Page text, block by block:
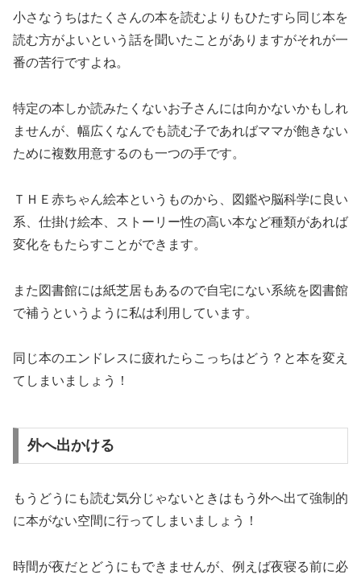
小さなうちはたくさんの本を読むよりもひたすら同じ本を
読む方がよいという話を聞いたことがありますがそれが一
番の苦行ですよね。
特定の本しか読みたくないお子さんには向かないかもしれ
ませんが、幅広くなんでも読む子であればママが飽きない
ために複数用意するのも一つの手です。
ＴＨＥ赤ちゃん絵本というものから、図鑑や脳科学に良い
系、仕掛け絵本、ストーリー性の高い本など種類があれば
変化をもたらすことができます。
また図書館には紙芝居もあるので自宅にない系統を図書館
で補うというように私は利用しています。
同じ本のエンドレスに疲れたらこっちはどう？と本を変え
てしまいましょう！
外へ出かける
もうどうにも読む気分じゃないときはもう外へ出て強制的
に本がない空間に行ってしまいましょう！
時間が夜だとどうにもできませんが、例えば夜寝る前に必